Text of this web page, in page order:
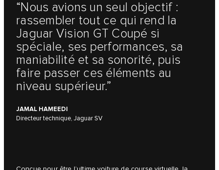
“Nous avions un seul objectif :
rassembler tout ce qui rend la
Jaguar Vision GT Coupé si
spéciale, ses performances, sa
maniabilité et sa sonorité, puis
faire passer ces éléments au
niveau supérieur.”
JAMAL HAMEEDI
Directeur technique, Jaguar SV